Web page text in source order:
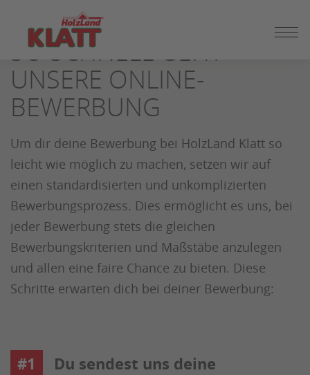
SEITENINHALT
SPRINGEN
SO SCHNELL GEHT
UNSERE ONLINE-
BEWERBUNG
Um dir deine Bewerbung bei HolzLand Klatt so
leicht wie möglich zu machen, setzen wir auf
einen standardisierten und unkomplizierten
Bewerbungsprozess. Dies ermöglicht es uns, bei
jeder Bewerbung stets die gleichen
Bewerbungskriterien und Maßstäbe anzulegen
und allen eine faire Chance zu bieten. Diese
Schritte erwarten dich bei deiner Bewerbung:
#1
Du sendest uns deine